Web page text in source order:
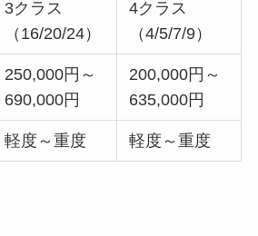
3クラス
（16/20/24）
4クラス
（4/5/7/9）
250,000円～
690,000円
200,000円～
635,000円
軽度～重度 軽度～重度